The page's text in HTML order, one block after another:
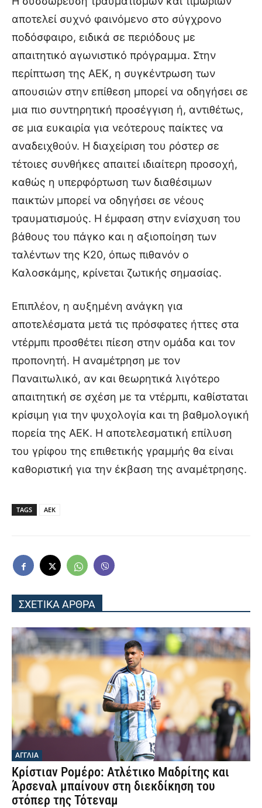
αποτελεί συχνό φαινόμενο στο σύγχρονο
ποδόσφαιρο, ειδικά σε περιόδους με
απαιτητικό αγωνιστικό πρόγραμμα. Στην
περίπτωση της ΑΕΚ, η συγκέντρωση των
απουσιών στην επίθεση μπορεί να οδηγήσει σε
μια πιο συντηρητική προσέγγιση ή, αντιθέτως,
σε μια ευκαιρία για νεότερους παίκτες να
αναδειχθούν. Η διαχείριση του ρόστερ σε
τέτοιες συνθήκες απαιτεί ιδιαίτερη προσοχή,
καθώς η υπερφόρτωση των διαθέσιμων
παικτών μπορεί να οδηγήσει σε νέους
τραυματισμούς. Η έμφαση στην ενίσχυση του
βάθους του πάγκο και η αξιοποίηση των
ταλέντων της Κ20, όπως πιθανόν ο
Καλοσκάμης, κρίνεται ζωτικής σημασίας.
Επιπλέον, η αυξημένη ανάγκη για
αποτελέσματα μετά τις πρόσφατες ήττες στα
ντέρμπι προσθέτει πίεση στην ομάδα και τον
προπονητή. Η αναμέτρηση με τον
Παναιτωλικό, αν και θεωρητικά λιγότερο
απαιτητική σε σχέση με τα ντέρμπι, καθίσταται
κρίσιμη για την ψυχολογία και τη βαθμολογική
πορεία της ΑΕΚ. Η αποτελεσματική επίλυση
του γρίφου της επιθετικής γραμμής θα είναι
καθοριστική για την έκβαση της αναμέτρησης.
TAGS ΑΕΚ
ΣΧΕΤΙΚΑ ΑΡΘΡΑ
ΑΓΓΛΙΑ
Κρίστιαν Ρομέρο: Ατλέτικο Μαδρίτης και
Άρσεναλ μπαίνουν στη διεκδίκηση του
στόπερ της Τότεναμ